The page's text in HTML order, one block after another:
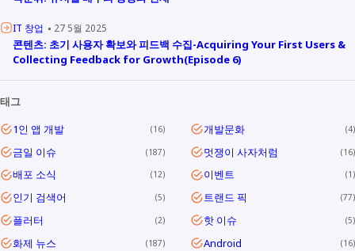
IT 창업 27 5월 2025
콘텐츠: 초기 사용자 확보와 피드백 수집-Acquiring Your First Users &
Collecting Feedback for Growth(Episode 6)
태그
1인 앱 개발
16 개발문화 4
금일 이슈 187 멋쟁이 사자처럼 16
배포 소식 12 이벤트 1
인기 검색어 5 트랜드 픽 77
플러터 2 핫 이슈 5
화제 뉴스 187 Android 16